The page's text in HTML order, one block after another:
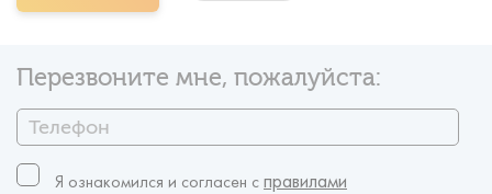
Перезвоните мне, пожалуйста:
Я ознакомился и согласен c